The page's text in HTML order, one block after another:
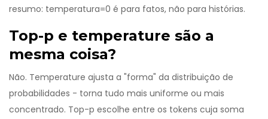
resumo: temperatura=0 é para fatos, não para histórias.
Top-p e temperature são a
mesma coisa?
Não. Temperature ajusta a "forma" da distribuição de
probabilidades - torna tudo mais uniforme ou mais
concentrado. Top-p escolhe entre os tokens cuja soma